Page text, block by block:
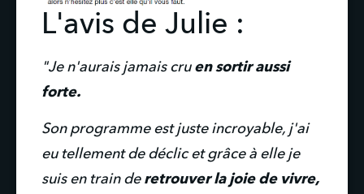
L'avis de Julie :
"Je n'aurais jamais cru en sortir aussi
forte.
Son programme est juste incroyable, j'ai
eu tellement de déclic et grâce à elle je
suis en train de retrouver la joie de vivre,